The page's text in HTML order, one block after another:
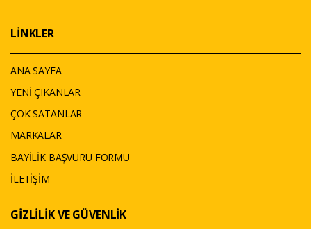
LİNKLER
ANA SAYFA
YENİ ÇIKANLAR
ÇOK SATANLAR
MARKALAR
BAYİLİK BAŞVURU FORMU
İLETİŞİM
GİZLİLİK VE GÜVENLİK